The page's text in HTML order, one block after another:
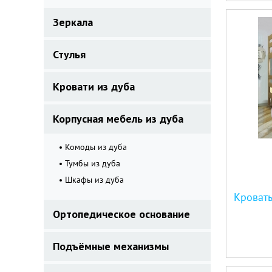
Зеркала
Стулья
Кровати из дуба
Корпусная мебель из дуба
Комоды из дуба
Тумбы из дуба
Шкафы из дуба
Ортопедическое основание
Подъёмные механизмы